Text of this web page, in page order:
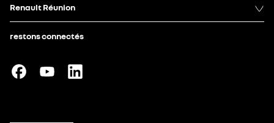
Renault Réunion
restons connectés